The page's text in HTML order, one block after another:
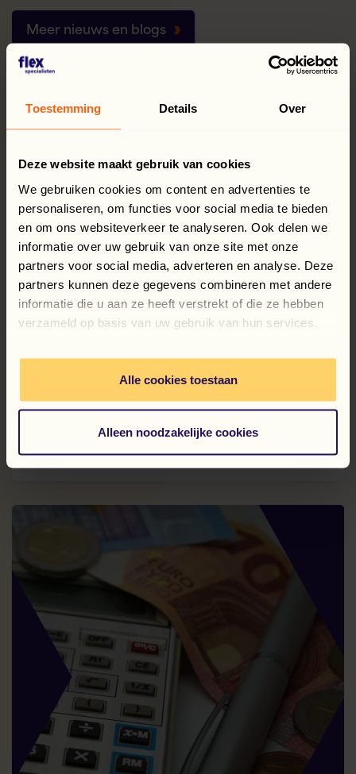
Toestemming Details Over
Deze website maakt gebruik van cookies
We gebruiken cookies om content en advertenties te
personaliseren, om functies voor social media te bieden
en om ons websiteverkeer te analyseren. Ook delen we
informatie over uw gebruik van onze site met onze
partners voor social media, adverteren en analyse. Deze
partners kunnen deze gegevens combineren met andere
informatie die u aan ze heeft verstrekt of die ze hebben
verzameld op basis van uw gebruik van hun services.
Alle cookies toestaan
Alleen noodzakelijke cookies
Meer nieuws en blogs
Flexmedewerker van de Maand: Jan
den Haan
Lees verder